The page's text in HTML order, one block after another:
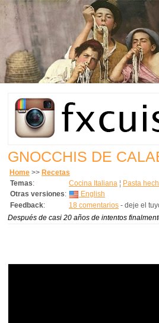
GNOCCHIS DE
Home >> Recetas
Temas: Cocina Italiana ¦ Pasta
Otras versiones:
English
Feedback: 18 comentarios - deje el
Después de casi 20 años de intentos